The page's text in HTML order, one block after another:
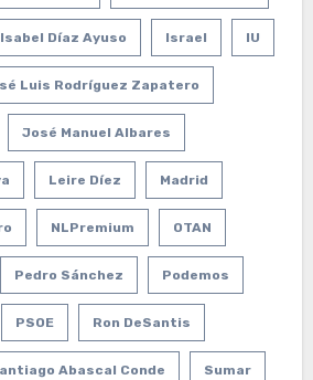
Isabel Díaz Ayuso Israel IU
Luis Rodríguez Zapatero
José Manuel Albares
Leire Díez Madrid
NLPremium OTAN
Pedro Sánchez Podemos
PSOE Ron DeSantis
Abascal Conde Sumar